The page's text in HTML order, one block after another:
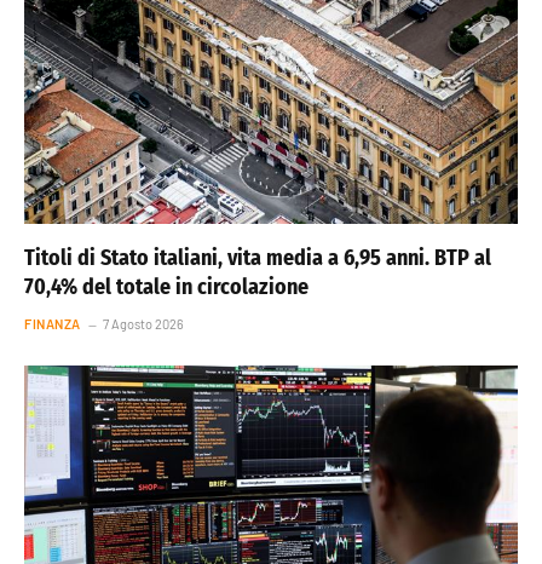
Titoli di Stato italiani, vita media a 6,95 anni. BTP al
70,4% del totale in circolazione
FINANZA 7 Agosto 2026